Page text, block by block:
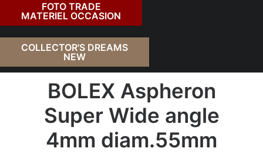
FOTO TRADE
MATERIEL OCCASION
COLLECTOR'S DREAMS
NEW
RETOUR
BOLEX Aspheron
Super Wide angle
4mm diam.55mm